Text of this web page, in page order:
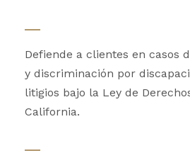
Defiende a clientes en casos
y discriminación por
litigios bajo la Ley de
California.